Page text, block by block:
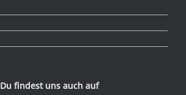
Du findest uns auch auf